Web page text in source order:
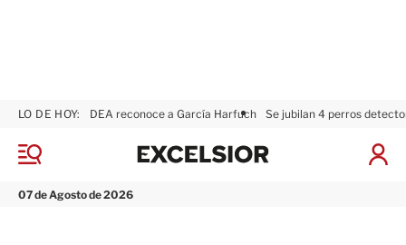
M
n
07 de Agosto de 2026
LO DE HOY: DEA reconoce a García Harfuch Se jubilan 4 perros
I
x